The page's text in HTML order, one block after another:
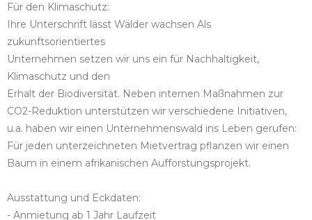
Für den Klimaschutz:
Ihre Unterschrift lässt Wälder wachsen Als
zukunftsorientiertes
Unternehmen setzen wir uns ein für Nachhaltigkeit,
Klimaschutz und den
Erhalt der Biodiversität. Neben internen Maßnahmen zur
CO2-Reduktion unterstützen wir verschiedene Initiativen,
u.a. haben wir einen Unternehmenswald ins Leben gerufen:
Für jeden unterzeichneten Mietvertrag pflanzen wir einen
Baum in einem afrikanischen Aufforstungsprojekt.
Ausstattung und Eckdaten:
- Anmietung ab 1 Jahr Laufzeit